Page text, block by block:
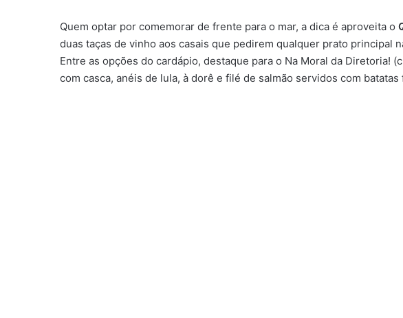
Quem optar por comemorar de frente para o mar, a dica é aproveita o
duas taças de vinho aos casais que pedirem qualquer prato principal
Entre as opções do cardápio, destaque para o Na Moral da Diretoria!
com casca, anéis de lula, à dorê e filé de salmão servidos com batatas